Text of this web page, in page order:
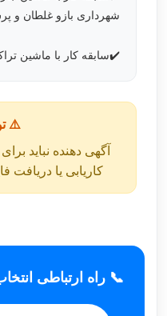
شهرداری بازو غلطان و
✔️سابقه کار با ماشین
⚠️
آگهی دهنده نباید
کاریابی یا دریافت
📞 راه ارتباطی